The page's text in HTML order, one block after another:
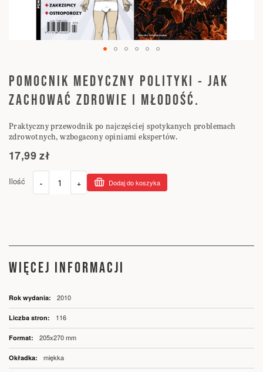
na
początek
galerii
POMOCNIK MEDYCZNY POLITYKI - JAK
ZACHOWAĆ ZDROWIE I MŁODOŚĆ.
Praktyczny przewodnik po najczęściej spotykanych problemach
zdrowotnych, wzbogacony opiniami ekspertów.
17,99 zł
Ilość - + Dodaj do koszyka
WIĘCEJ INFORMACJI
Więcej
informacji
2010
116
205x270 mm
miękka